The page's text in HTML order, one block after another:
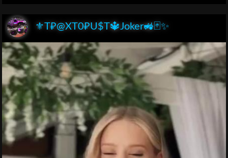
⚜️T₽@XT0₽U$T🔱Joker🚜🃏✨